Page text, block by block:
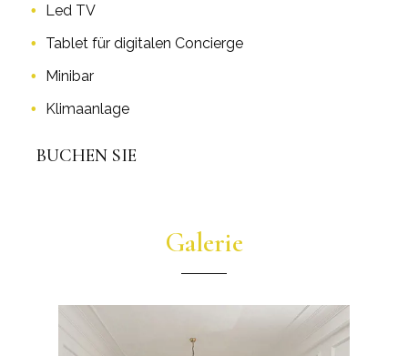
Led TV
Tablet für digitalen Concierge
Minibar
Klimaanlage
BUCHEN SIE
Galerie